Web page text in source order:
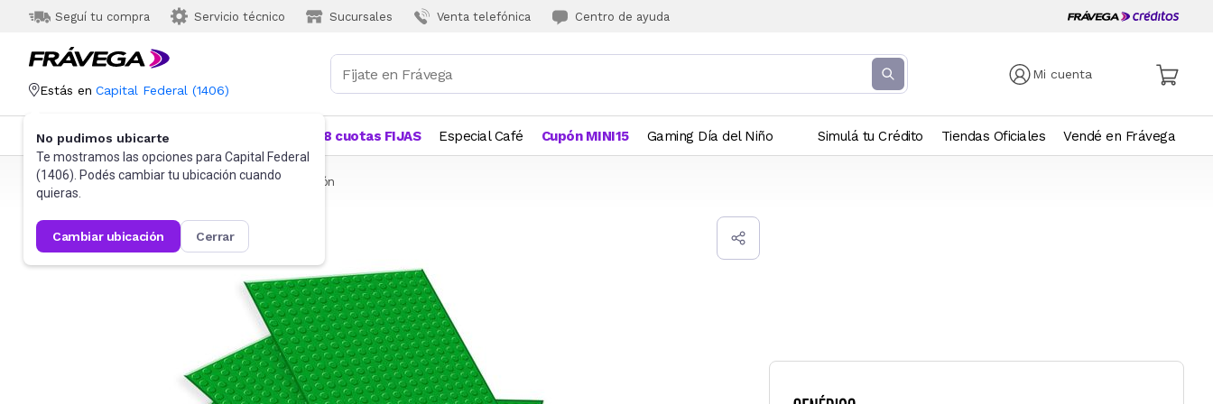
Seguí tu compra Servicio técnico Sucursales Venta telefónica Centro de ayuda
Mi cuenta
Estás en Capital Federal (1406)
No pudimos ubicarte
Te mostramos las opciones para Capital Federal
(1406). Podés cambiar tu ubicación cuando
quieras.
cambiar ubicación cerrar
Categorías Más Vendidos 18 cuotas FIJAS Especial Café Cupón MINI15 Gaming Día del Niño Simulá tu Crédito Tiendas Oficiales Vendé en Frávega
Frávega Juguetes y Juegos Bloques y Construcción